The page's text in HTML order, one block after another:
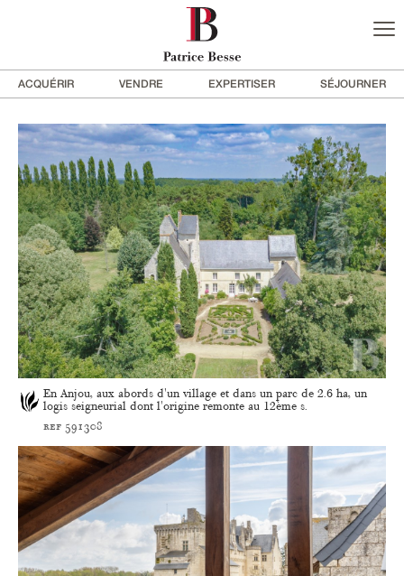
ACQUÉRIR VENDRE EXPERTISER SÉJOURNER
En Anjou, aux abords d'un village et dans un parc de 2.6 ha, un
logis seigneurial dont l'origine remonte au 12ème s.
ref 591308